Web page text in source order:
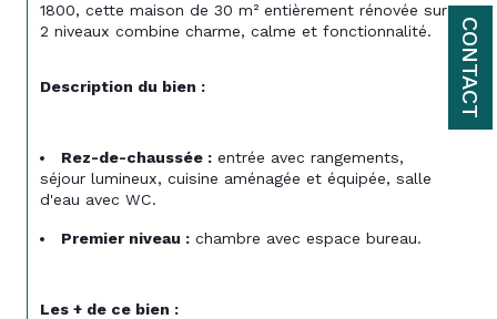
CONTACT
1800, cette maison de 30 m² entièrement rénovée sur
2 niveaux combine charme, calme et fonctionnalité.
Description du bien :
Rez-de-chaussée : entrée avec rangements,
séjour lumineux, cuisine aménagée et équipée, salle
d'eau avec WC.
Premier niveau : chambre avec espace bureau.
Les + de ce bien :